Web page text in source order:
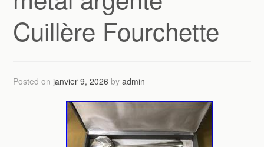
Cuillère Fourchette
Posted onjanvier 9, 2026 byadmin